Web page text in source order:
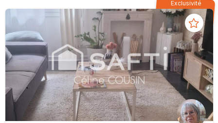
Exclusivité